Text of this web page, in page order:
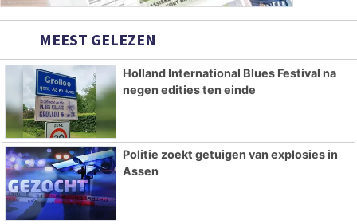
MEEST GELEZEN
Holland International Blues Festival na
negen edities ten einde
Politie zoekt getuigen van explosies in
Assen